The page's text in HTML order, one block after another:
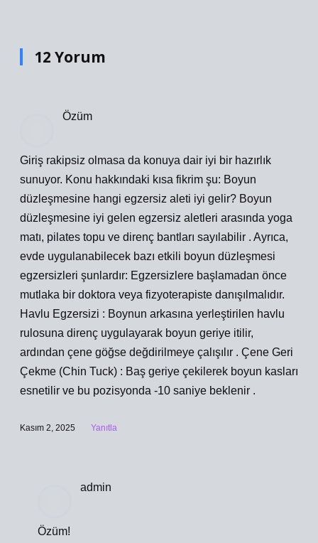
12 Yorum
Özüm
Giriş rakipsiz olmasa da konuya dair iyi bir hazırlık
sunuyor. Konu hakkındaki kısa fikrim şu: Boyun
düzleşmesine hangi egzersiz aleti iyi gelir? Boyun
düzleşmesine iyi gelen egzersiz aletleri arasında yoga
matı, pilates topu ve direnç bantları sayılabilir . Ayrıca,
evde uygulanabilecek bazı etkili boyun düzleşmesi
egzersizleri şunlardır: Egzersizlere başlamadan önce
mutlaka bir doktora veya fizyoterapiste danışılmalıdır.
Havlu Egzersizi : Boynun arkasına yerleştirilen havlu
rulosuna direnç uygulayarak boyun geriye itilir,
ardından çene göğse değdirilmeye çalışılır . Çene Geri
Çekme (Chin Tuck) : Baş geriye çekilerek boyun kasları
esnetilir ve bu pozisyonda -10 saniye beklenir .
Kasım 2, 2025 Yanıtla
admin
Özüm!